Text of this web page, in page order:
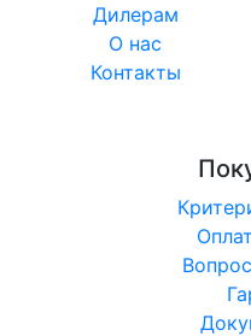
Дилерам
О нас
Контакты